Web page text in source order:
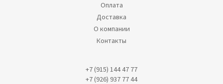
Оплата
Доставка
О компании
Контакты
+7 (915) 144 47 77
+7 (926) 937 77 44